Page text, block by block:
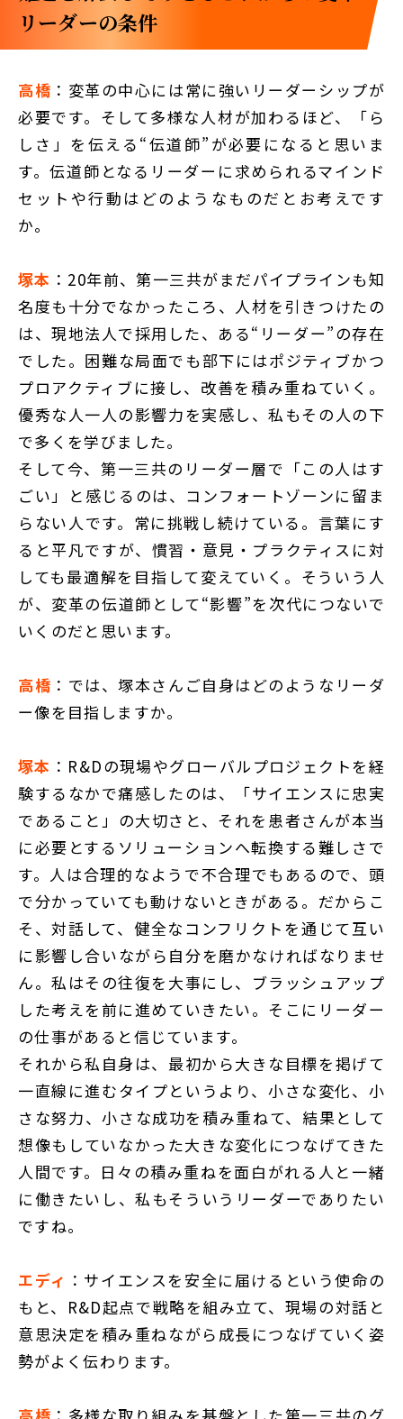
リーダーの条件
高橋 ：変革の中心には常に強いリーダーシップが
必要です。そして多様な人材が加わるほど、「ら
しさ」を伝える“伝道師”が必要になると思いま
す。伝道師となるリーダーに求められるマインド
セットや行動はどのようなものだとお考えです
か。
塚本 ：20年前、第一三共がまだパイプラインも知
名度も十分でなかったころ、人材を引きつけたの
は、現地法人で採用した、ある“リーダー”の存在
でした。困難な局面でも部下にはポジティブかつ
プロアクティブに接し、改善を積み重ねていく。
優秀な人一人の影響力を実感し、私もその人の下
で多くを学びました。
そして今、第一三共のリーダー層で「この人はす
ごい」と感じるのは、コンフォートゾーンに留ま
らない人です。常に挑戦し続けている。言葉にす
ると平凡ですが、慣習・意見・プラクティスに対
しても最適解を目指して変えていく。そういう人
が、変革の伝道師として“影響”を次代につないで
いくのだと思います。
高橋 ：では、塚本さんご自身はどのようなリーダ
ー像を目指しますか。
塚本 ：R&Dの現場やグローバルプロジェクトを経
験するなかで痛感したのは、「サイエンスに忠実
であること」の大切さと、それを患者さんが本当
に必要とするソリューションへ転換する難しさで
す。人は合理的なようで不合理でもあるので、頭
で分かっていても動けないときがある。だからこ
そ、対話して、健全なコンフリクトを通じて互い
に影響し合いながら自分を磨かなければなりませ
ん。私はその往復を大事にし、ブラッシュアップ
した考えを前に進めていきたい。そこにリーダー
の仕事があると信じています。
それから私自身は、最初から大きな目標を掲げて
一直線に進むタイプというより、小さな変化、小
さな努力、小さな成功を積み重ねて、結果として
想像もしていなかった大きな変化につなげてきた
人間です。日々の積み重ねを面白がれる人と一緒
に働きたいし、私もそういうリーダーでありたい
ですね。
エディ ：サイエンスを安全に届けるという使命の
もと、R&D起点で戦略を組み立て、現場の対話と
意思決定を積み重ねながら成長につなげていく姿
勢がよく伝わります。